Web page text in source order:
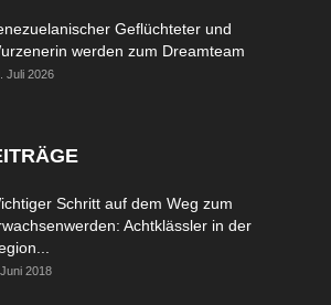
Geflüchteter und
werden zum Dreamteam
Juli 2026
Schritt auf dem Weg zum
Achtklässler in der
2018